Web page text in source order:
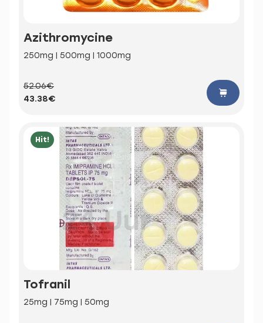
Azithromycine
250mg | 500mg | 1000mg
52.06€
43.38€
Hit!
Tofranil
25mg | 75mg | 50mg